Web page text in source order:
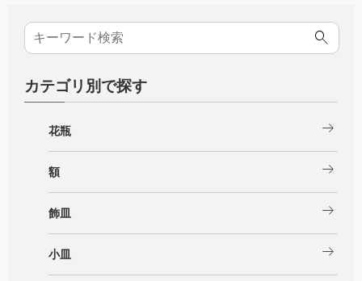
カテゴリ別で探す
花瓶 arrow_right_alt
額 arrow_right_alt
飾皿 arrow_right_alt
小皿 arrow_right_alt